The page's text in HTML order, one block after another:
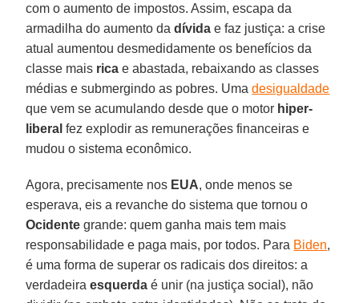
com o aumento de impostos. Assim, escapa da
armadilha do aumento dadívida e faz justiça: a crise
atual aumentou desmedidamente os benefícios da
classe mais rica e abastada, rebaixando as classes
médias e submergindo as pobres. Umadesigualdade
que vem se acumulando desde que o motor hiper-
liberal fez explodir as remunerações financeiras e
mudou o sistema econômico.
Agora, precisamente nos EUA, onde menos se
esperava, eis a revanche do sistema que tornou o
Ocidente grande: quem ganha mais tem mais
responsabilidade e paga mais, por todos. Para Biden,
é uma forma de superar os radicais dos direitos: a
verdadeiraesquerda é unir (na justiça social), não